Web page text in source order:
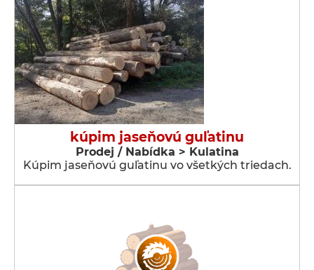
kúpim jaseňovú guľatinu
Prodej / Nabídka > Kulatina
Kúpim jaseňovú guľatinu vo všetkých triedach.